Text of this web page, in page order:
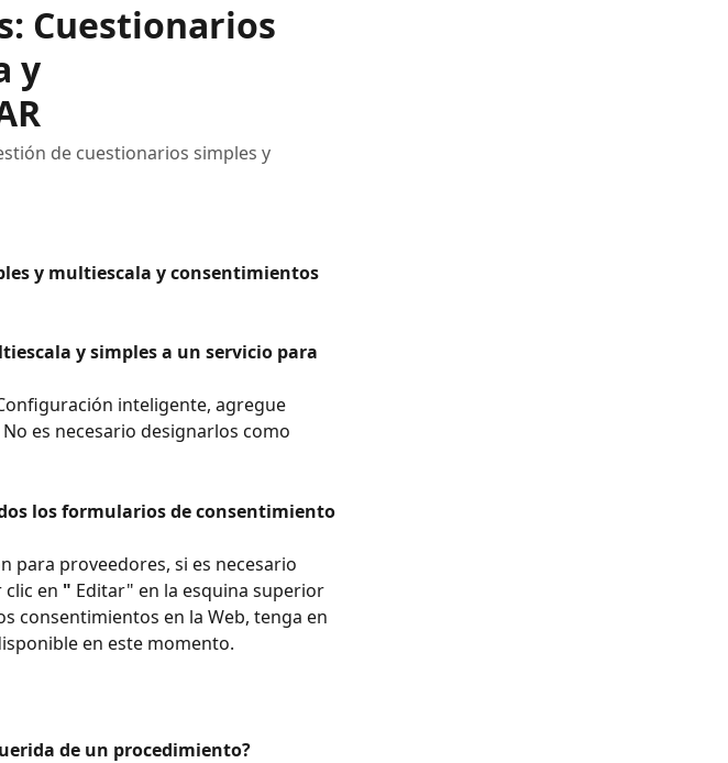
Cuestionarios
y
de cuestionarios simples y
y multiescala y consentimientos
y simples a un servicio para
es necesario designarlos como
los formularios de consentimiento
en " Editar" en la esquina superior
consentimientos en la Web, tenga en
en este momento.
de un procedimiento?